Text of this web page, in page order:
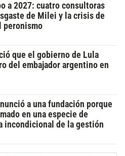
a 2027: cuatro consultoras
de Milei y la crisis de
peronismo
que el gobierno de Lula
del embajador argentino en
a una fundación porque
en una especie de
incondicional de la gestión